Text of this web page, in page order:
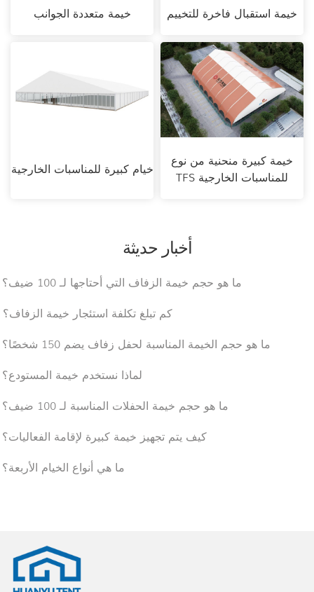
خيمة متعددة الجوانب خيمة استقبال فاخرة للتخييم
خيام كبيرة للمناسبات الخارجية
خيمة كبيرة منحنية من نوع
TFS للمناسبات الخارجية
أخبار حديثة
1. ما هو حجم خيمة الزفاف التي أحتاجها لـ 100 ضيف؟
2. كم تبلغ تكلفة استئجار خيمة الزفاف؟
3. ما هو حجم الخيمة المناسبة لحفل زفاف يضم 150 شخصًا؟
4. لماذا نستخدم خيمة المستودع؟
5. ما هو حجم خيمة الحفلات المناسبة لـ 100 ضيف؟
6. كيف يتم تجهيز خيمة كبيرة لإقامة الفعاليات؟
7. ما هي أنواع الخيام الأربعة؟